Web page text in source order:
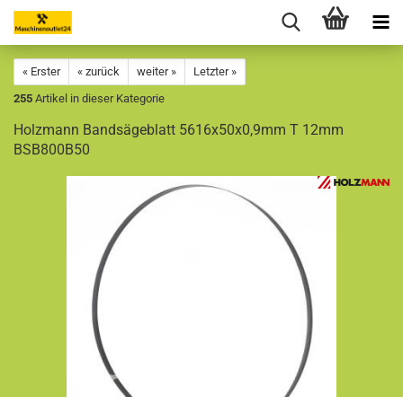
« Erster « zurück weiter »
Letzter »
255 Artikel in dieser Kategorie
Holzmann Bandsägeblatt 5616x50x0,9mm T 12mm
BSB800B50